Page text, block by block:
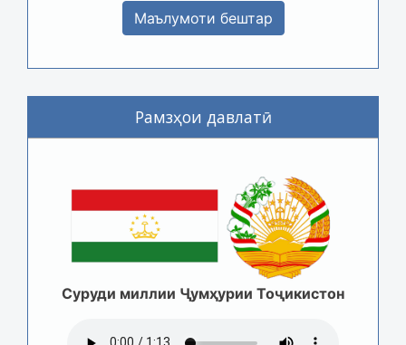
Маълумоти бештар
Рамзҳои давлатӣ
Суруди миллии Ҷумҳурии Тоҷикистон